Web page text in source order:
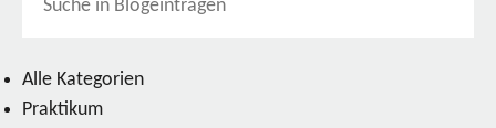
Alle Kategorien
Praktikum